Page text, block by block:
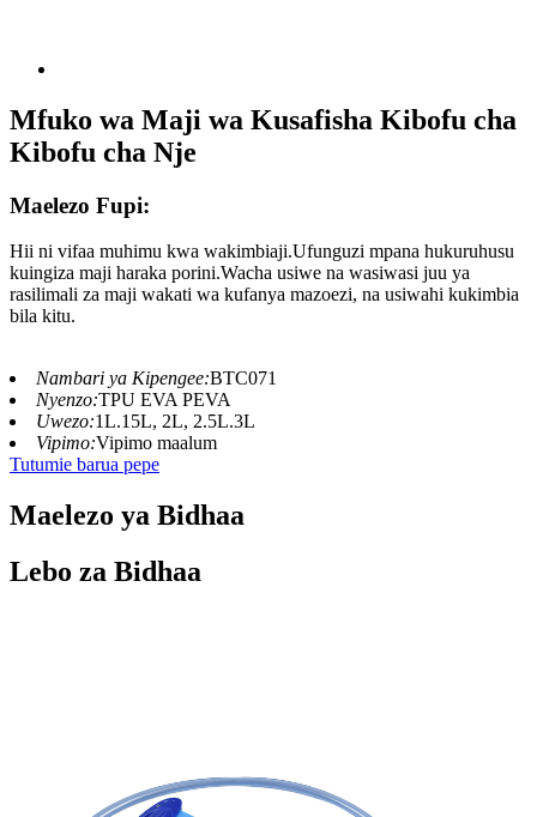
Mfuko wa Maji wa Kusafisha Kibofu cha
Kibofu cha Nje
Maelezo Fupi:
Hii ni vifaa muhimu kwa wakimbiaji.Ufunguzi mpana hukuruhusu
kuingiza maji haraka porini.Wacha usiwe na wasiwasi juu ya
rasilimali za maji wakati wa kufanya mazoezi, na usiwahi kukimbia
bila kitu.
Nambari ya Kipengee:BTC071
Nyenzo:TPU EVA PEVA
Uwezo:1L.15L, 2L, 2.5L.3L
Vipimo:Vipimo maalum
Tutumie barua pepe
Maelezo ya Bidhaa
Lebo za Bidhaa